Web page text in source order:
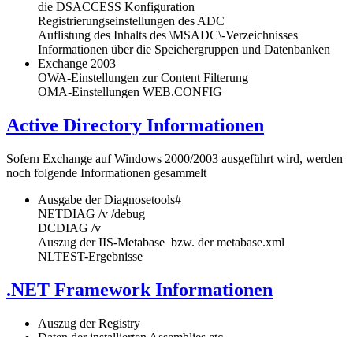
die DSACCESS Konfiguration
Registrierungseinstellungen des ADC
Auflistung des Inhalts des \MSADC\-Verzeichnisses
Informationen über die Speichergruppen und Datenbanken
Exchange 2003
OWA-Einstellungen zur Content Filterung
OMA-Einstellungen WEB.CONFIG
Active Directory Informationen
Sofern Exchange auf Windows 2000/2003 ausgeführt wird, werden
noch folgende Informationen gesammelt
Ausgabe der Diagnosetools#
NETDIAG /v /debug
DCDIAG /v
Auszug der IIS-Metabase bzw. der metabase.xml
NLTEST-Ergebnisse
.NET Framework Informationen
Auszug der Registry